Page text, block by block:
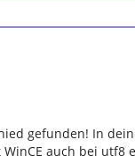
gefunden! In
auch bei utf8